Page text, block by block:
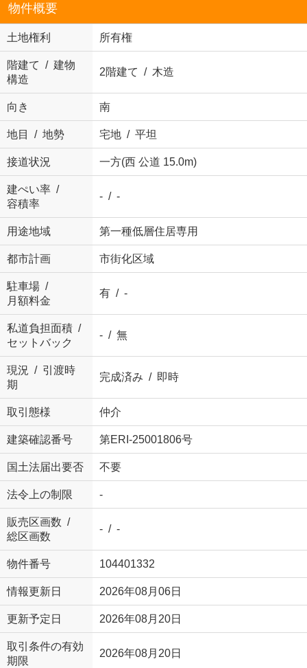
物件概要
土地権利 所有権
階建て / 建物
構造
2階建て / 木造
向き 南
地目 / 地勢 宅地 / 平坦
接道状況 一方(西 公道 15.0m)
建ぺい率 /
容積率
- / -
用途地域 第一種低層住居専用
都市計画 市街化区域
駐車場 /
月額料金
有 / -
私道負担面積 /
セットバック
- / 無
現況 / 引渡時
期
完成済み / 即時
取引態様 仲介
建築確認番号 第ERI-25001806号
国土法届出要否 不要
法令上の制限 -
販売区画数 /
総区画数
- / -
物件番号 104401332
情報更新日 2026年08月06日
更新予定日 2026年08月20日
取引条件の有効
期限
2026年08月20日